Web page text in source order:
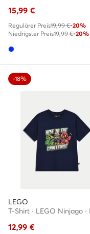
15,99 €
Regulärer Preis19,99 €-20%
Niedrigster Preis19,99 €-20%
-18%
LEGO
12,99 €